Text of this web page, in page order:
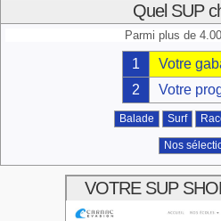
Quel SUP
Parmi plus de
1
Votre
2
Votre
Balade Surf
Nos
VOTRE SUP